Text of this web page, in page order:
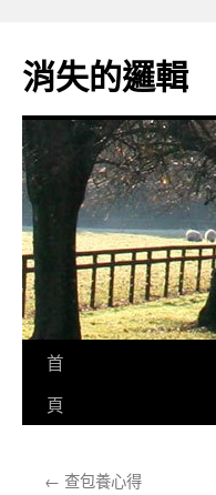
主
要
消失的邏輯
首
頁
← 查包養心得